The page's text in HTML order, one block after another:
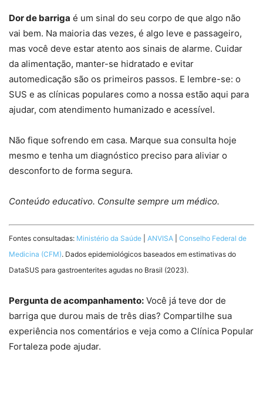
Dor de barriga é um sinal do seu corpo de que algo não
vai bem. Na maioria das vezes, é algo leve e passageiro,
mas você deve estar atento aos sinais de alarme. Cuidar
da alimentação, manter-se hidratado e evitar
automedicação são os primeiros passos. E lembre-se: o
SUS e as clínicas populares como a nossa estão aqui para
ajudar, com atendimento humanizado e acessível.
Não fique sofrendo em casa. Marque sua consulta hoje
mesmo e tenha um diagnóstico preciso para aliviar o
desconforto de forma segura.
Conteúdo educativo. Consulte sempre um médico.
Fontes consultadas: Ministério da Saúde ANVISA
Conselho Federal de
Medicina (CFM). Dados epidemiológicos baseados em estimativas do
DataSUS para gastroenterites agudas no Brasil (2023).
Pergunta de acompanhamento: Você já teve dor de
barriga que durou mais de três dias? Compartilhe sua
experiência nos comentários e veja como a Clínica Popular
Fortaleza pode ajudar.